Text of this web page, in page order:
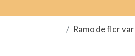
Ramo de flor